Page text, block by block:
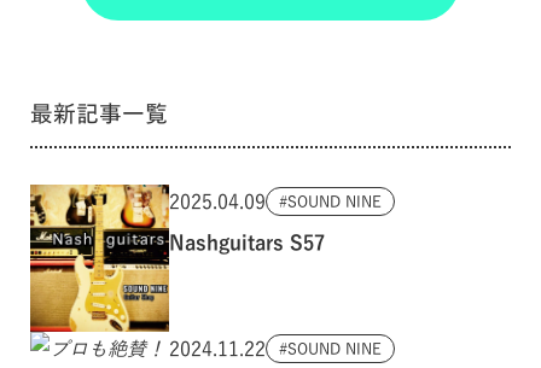
最新記事一覧
2025.04.09 SOUND NINE
Nashguitars S57
2024.11.22 SOUND NINE